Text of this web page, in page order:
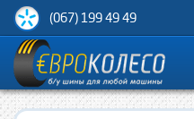
(067) 199 49 49